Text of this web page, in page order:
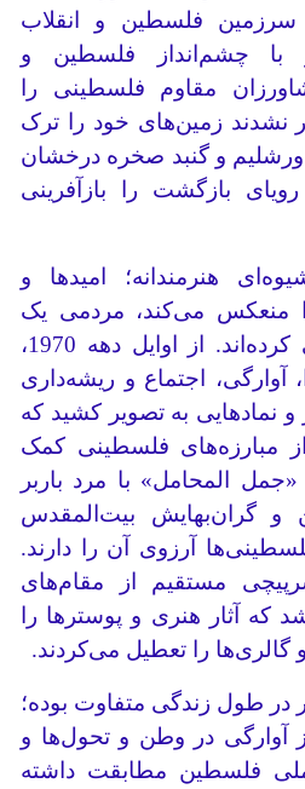
سرزمین فلسطین و انقلاب
با چشم‌انداز فلسطین و
مقاوم فلسطینی را
زمین‌های خود را ترک
اورشلیم و گنبد صخره درخشان
بازگشت را بازآفرینی
هنرمندانه؛ امیدها و
منعکس می‌کند، مردمی یک
قرن در اشغال زندگی کرده‌اند. از اوایل دهه 1970،
آوارگی، اجتماع و ریشه‌داری
و نمادهایی به تصویر کشید که
مبارزه‌های فلسطینی کمک
«جمل المحامل» با مرد باربر
و گران‌بهایش بیت‌المقدس
آرزوی آن را دارند.
مستقیم از مقام‌های
که آثار هنری و پوسترها را
گالری‌ها را تعطیل می‌کردند.
در طول زندگی متفاوت بوده؛
آوارگی در وطن و تحول‌ها و
فلسطین مطابقت داشته